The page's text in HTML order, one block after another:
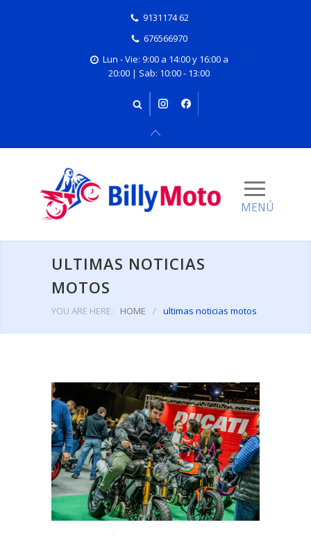
9131174 62
676566970
Lun - Vie: 9:00 a 14:00 y 16:00 a
20:00 | Sab: 10:00 - 13:00
ULTIMAS NOTICIAS
MOTOS
YOU ARE HERE: HOME / ultimas noticias motos